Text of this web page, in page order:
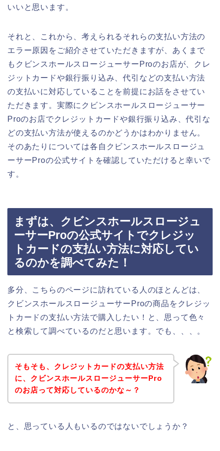
いいと思います。
それと、これから、考えられるそれらの支払い方法の
エラー原因をご紹介させていただきますが、あくまで
もクビンスホールスロージューサーProのお店が、クレ
ジットカードや銀行振り込み、代引などの支払い方法
の支払いに対応していることを前提にお話をさせてい
ただきます。実際にクビンスホールスロージューサー
Proのお店でクレジットカードや銀行振り込み、代引な
どの支払い方法が使えるのかどうかはわかりません。
そのあたりについては各自クビンスホールスロージュ
ーサーProの公式サイトを確認していただけると幸いで
す。
まずは、クビンスホールスロージュ
ーサーProの公式サイトでクレジッ
トカードの支払い方法に対応してい
るのかを調べてみた！
多分、こちらのページに訪れている人のほとんどは、
クビンスホールスロージューサーProの商品をクレジッ
トカードの支払い方法で購入したい！と、思って色々
と検索して調べているのだと思います。でも、、、。
そもそも、クレジットカードの支払い方法
に、クビンスホールスロージューサーPro
のお店って対応しているのかな～？
と、思っている人もいるのではないでしょうか？